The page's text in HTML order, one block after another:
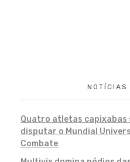
NOTÍCIAS
Quatro atletas capixabas
disputar o Mundial
Combate